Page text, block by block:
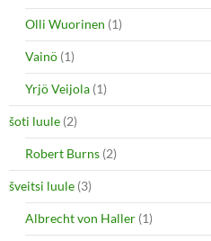
Olli Wuorinen (1)
Vainö (1)
Yrjö Veijola (1)
šoti luule (2)
Robert Burns (2)
šveitsi luule (3)
Albrecht von Haller (1)